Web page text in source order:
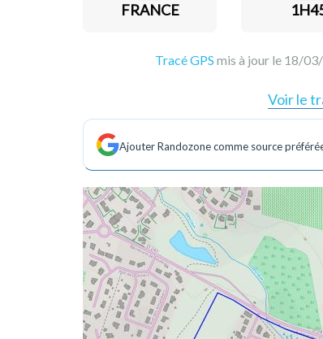
FRANCE
Tracé GPS mis à jour le 18/
Voir le
Ajouter Randozone comme source